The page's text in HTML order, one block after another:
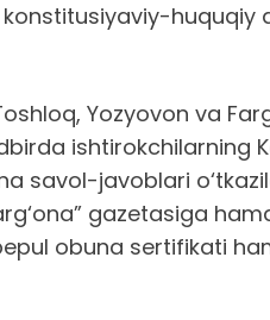
huquqiy
Yozyovon va
ishtirokchilarning
savol-javoblari
gazetasiga
obuna sertifikati